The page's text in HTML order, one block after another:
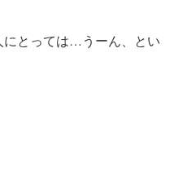
とっては…うーん、とい